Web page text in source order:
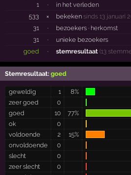
1
·
in het verleden
533
× bekeken sinds 13 januari
31
· bezoekers · herkomst
31
·
unieke bezoekers
goed
· stemresultaat (13
Stemresultaat:goed
geweldig 1
8%
zeer goed
0
goed
10
77%
ok
0
voldoende
2
15%
onvoldoende
0
slecht
0
zeer slecht
0